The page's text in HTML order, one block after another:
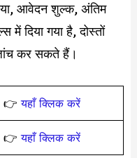
आवेदन शुल्क, अंतिम
में दिया गया है, दोस्तों
कर सकते हैं।
👉यहाँ क्लिक करें
👉यहाँ क्लिक करें